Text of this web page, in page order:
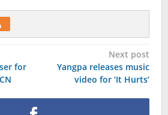
for
Next post
Yangpa releases music
video for ‘It Hurts’